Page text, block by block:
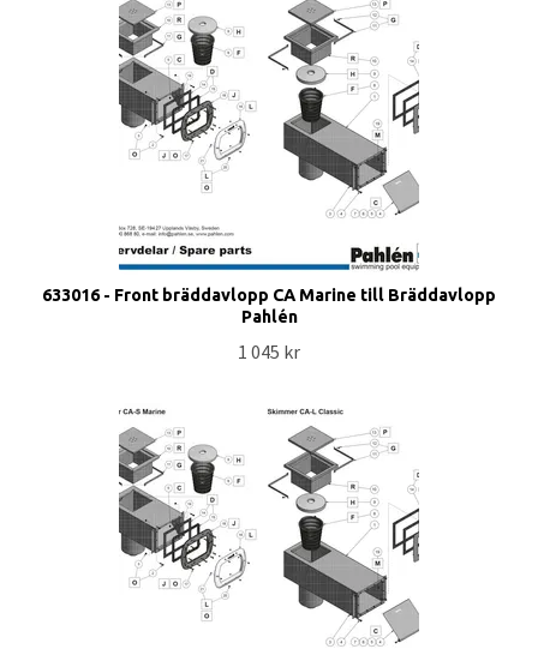
633016 - Front bräddavlopp CA Marine till Bräddavlopp
Pahlén
1 045 kr